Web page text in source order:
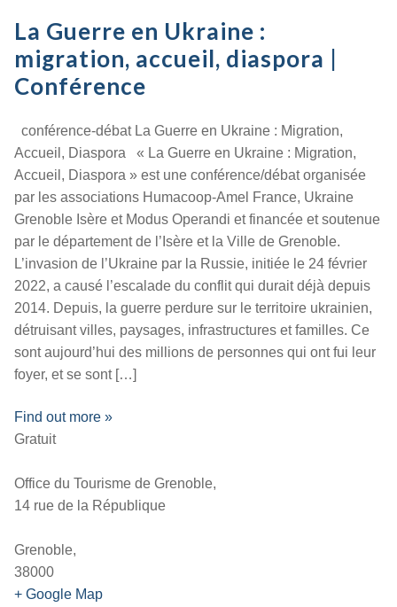
La Guerre en Ukraine :
migration, accueil, diaspora |
Conférence
conférence-débat La Guerre en Ukraine : Migration,
Accueil, Diaspora « La Guerre en Ukraine : Migration,
Accueil, Diaspora » est une conférence/débat organisée
par les associations Humacoop-Amel France, Ukraine
Grenoble Isère et Modus Operandi et financée et soutenue
par le département de l’Isère et la Ville de Grenoble.
L’invasion de l’Ukraine par la Russie, initiée le 24 février
2022, a causé l’escalade du conflit qui durait déjà depuis
2014. Depuis, la guerre perdure sur le territoire ukrainien,
détruisant villes, paysages, infrastructures et familles. Ce
sont aujourd’hui des millions de personnes qui ont fui leur
foyer, et se sont […]
Find out more »
Gratuit
Office du Tourisme de Grenoble,
14 rue de la République
Grenoble,
38000
+ Google Map